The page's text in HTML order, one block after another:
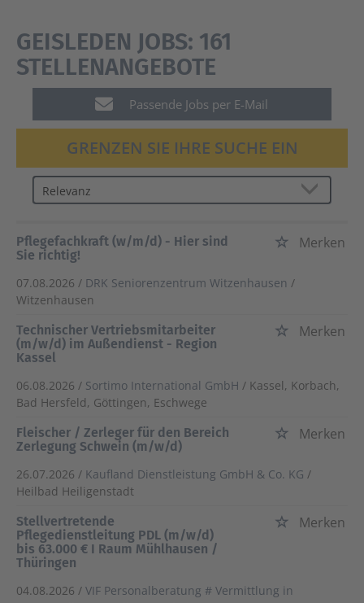
GEISLEDEN JOBS: 161
STELLENANGEBOTE
Passende Jobs per E-Mail
GRENZEN SIE IHRE SUCHE EIN
Pflegefachkraft (w/m/d) - Hier sind
Sie richtig!
Merken
07.08.2026 / DRK Seniorenzentrum Witzenhausen /
Witzenhausen
Technischer Vertriebsmitarbeiter
(m/w/d) im Außendienst - Region
Kassel
Merken
06.08.2026 / Sortimo International GmbH / Kassel, Korbach,
Bad Hersfeld, Göttingen, Eschwege
Fleischer / Zerleger für den Bereich
Zerlegung Schwein (m/w/d)
Merken
26.07.2026 / Kaufland Dienstleistung GmbH & Co. KG /
Heilbad Heiligenstadt
Stellvertretende
Pflegedienstleitung PDL (m/w/d)
bis 63.000 € I Raum Mühlhausen /
Thüringen
Merken
04.08.2026 / VIF Personalberatung # Vermittlung in